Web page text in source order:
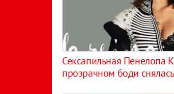
Сексапильная Пенелопа
прозрачном боди